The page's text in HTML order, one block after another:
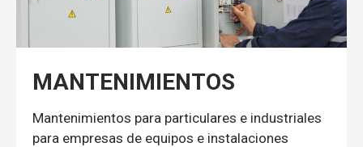
MANTENIMIENTOS
Mantenimientos para particulares e industriales
para empresas de equipos e instalaciones